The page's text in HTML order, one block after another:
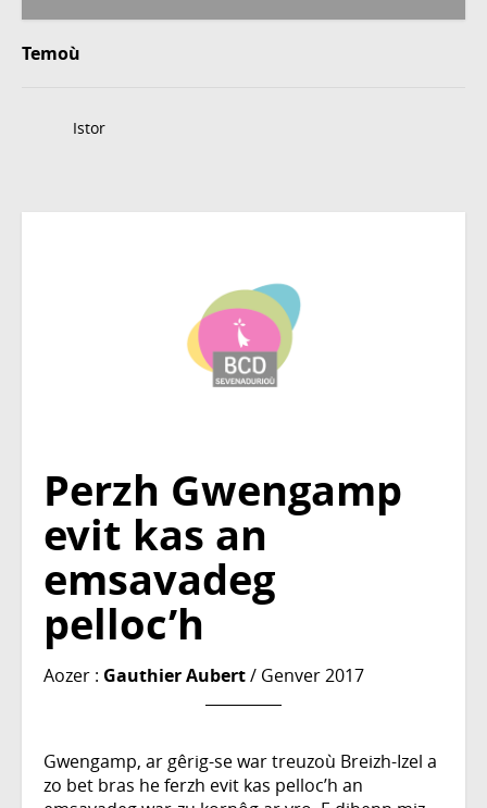
Temoù
Istor
Perzh Gwengamp
evit kas an
emsavadeg
pelloc’h
Aozer : Gauthier Aubert/ Genver 2017
Gwengamp, ar gêrig-se war treuzoù Breizh-Izel a
zo bet bras he ferzh evit kas pelloc’h an